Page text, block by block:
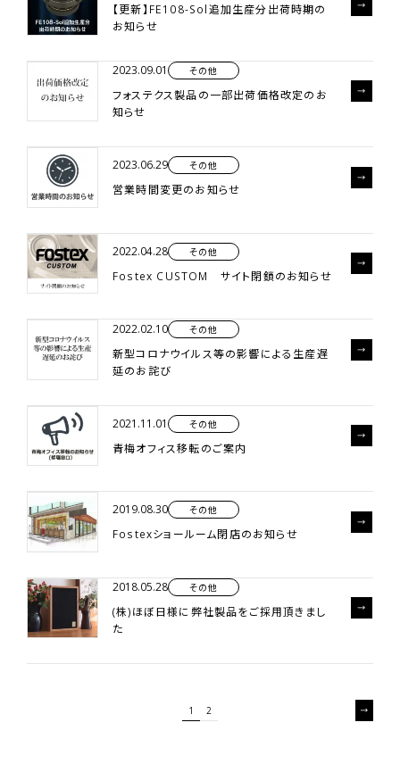
【更新】FE108-Sol追加生産分出荷時期の
お知らせ
2023.09.01 その他
フォステクス製品の一部出荷価格改定のお
知らせ
2023.06.29 その他
営業時間変更のお知らせ
2022.04.28 その他
Fostex CUSTOM サイト閉鎖のお知らせ
2022.02.10 その他
新型コロナウイルス等の影響による生産遅
延のお詫び
2021.11.01 その他
青梅オフィス移転のご案内
2019.08.30 その他
Fostexショールーム閉店のお知らせ
2018.05.28 その他
(株)ほぼ日様に弊社製品をご採用頂きまし
た
1 2